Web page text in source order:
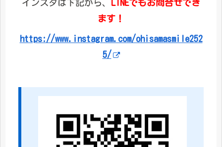
インスタは下記から、
LINEでもお問合せでき
ます！
https://www.instagram.com/ohisamasmile252
5/